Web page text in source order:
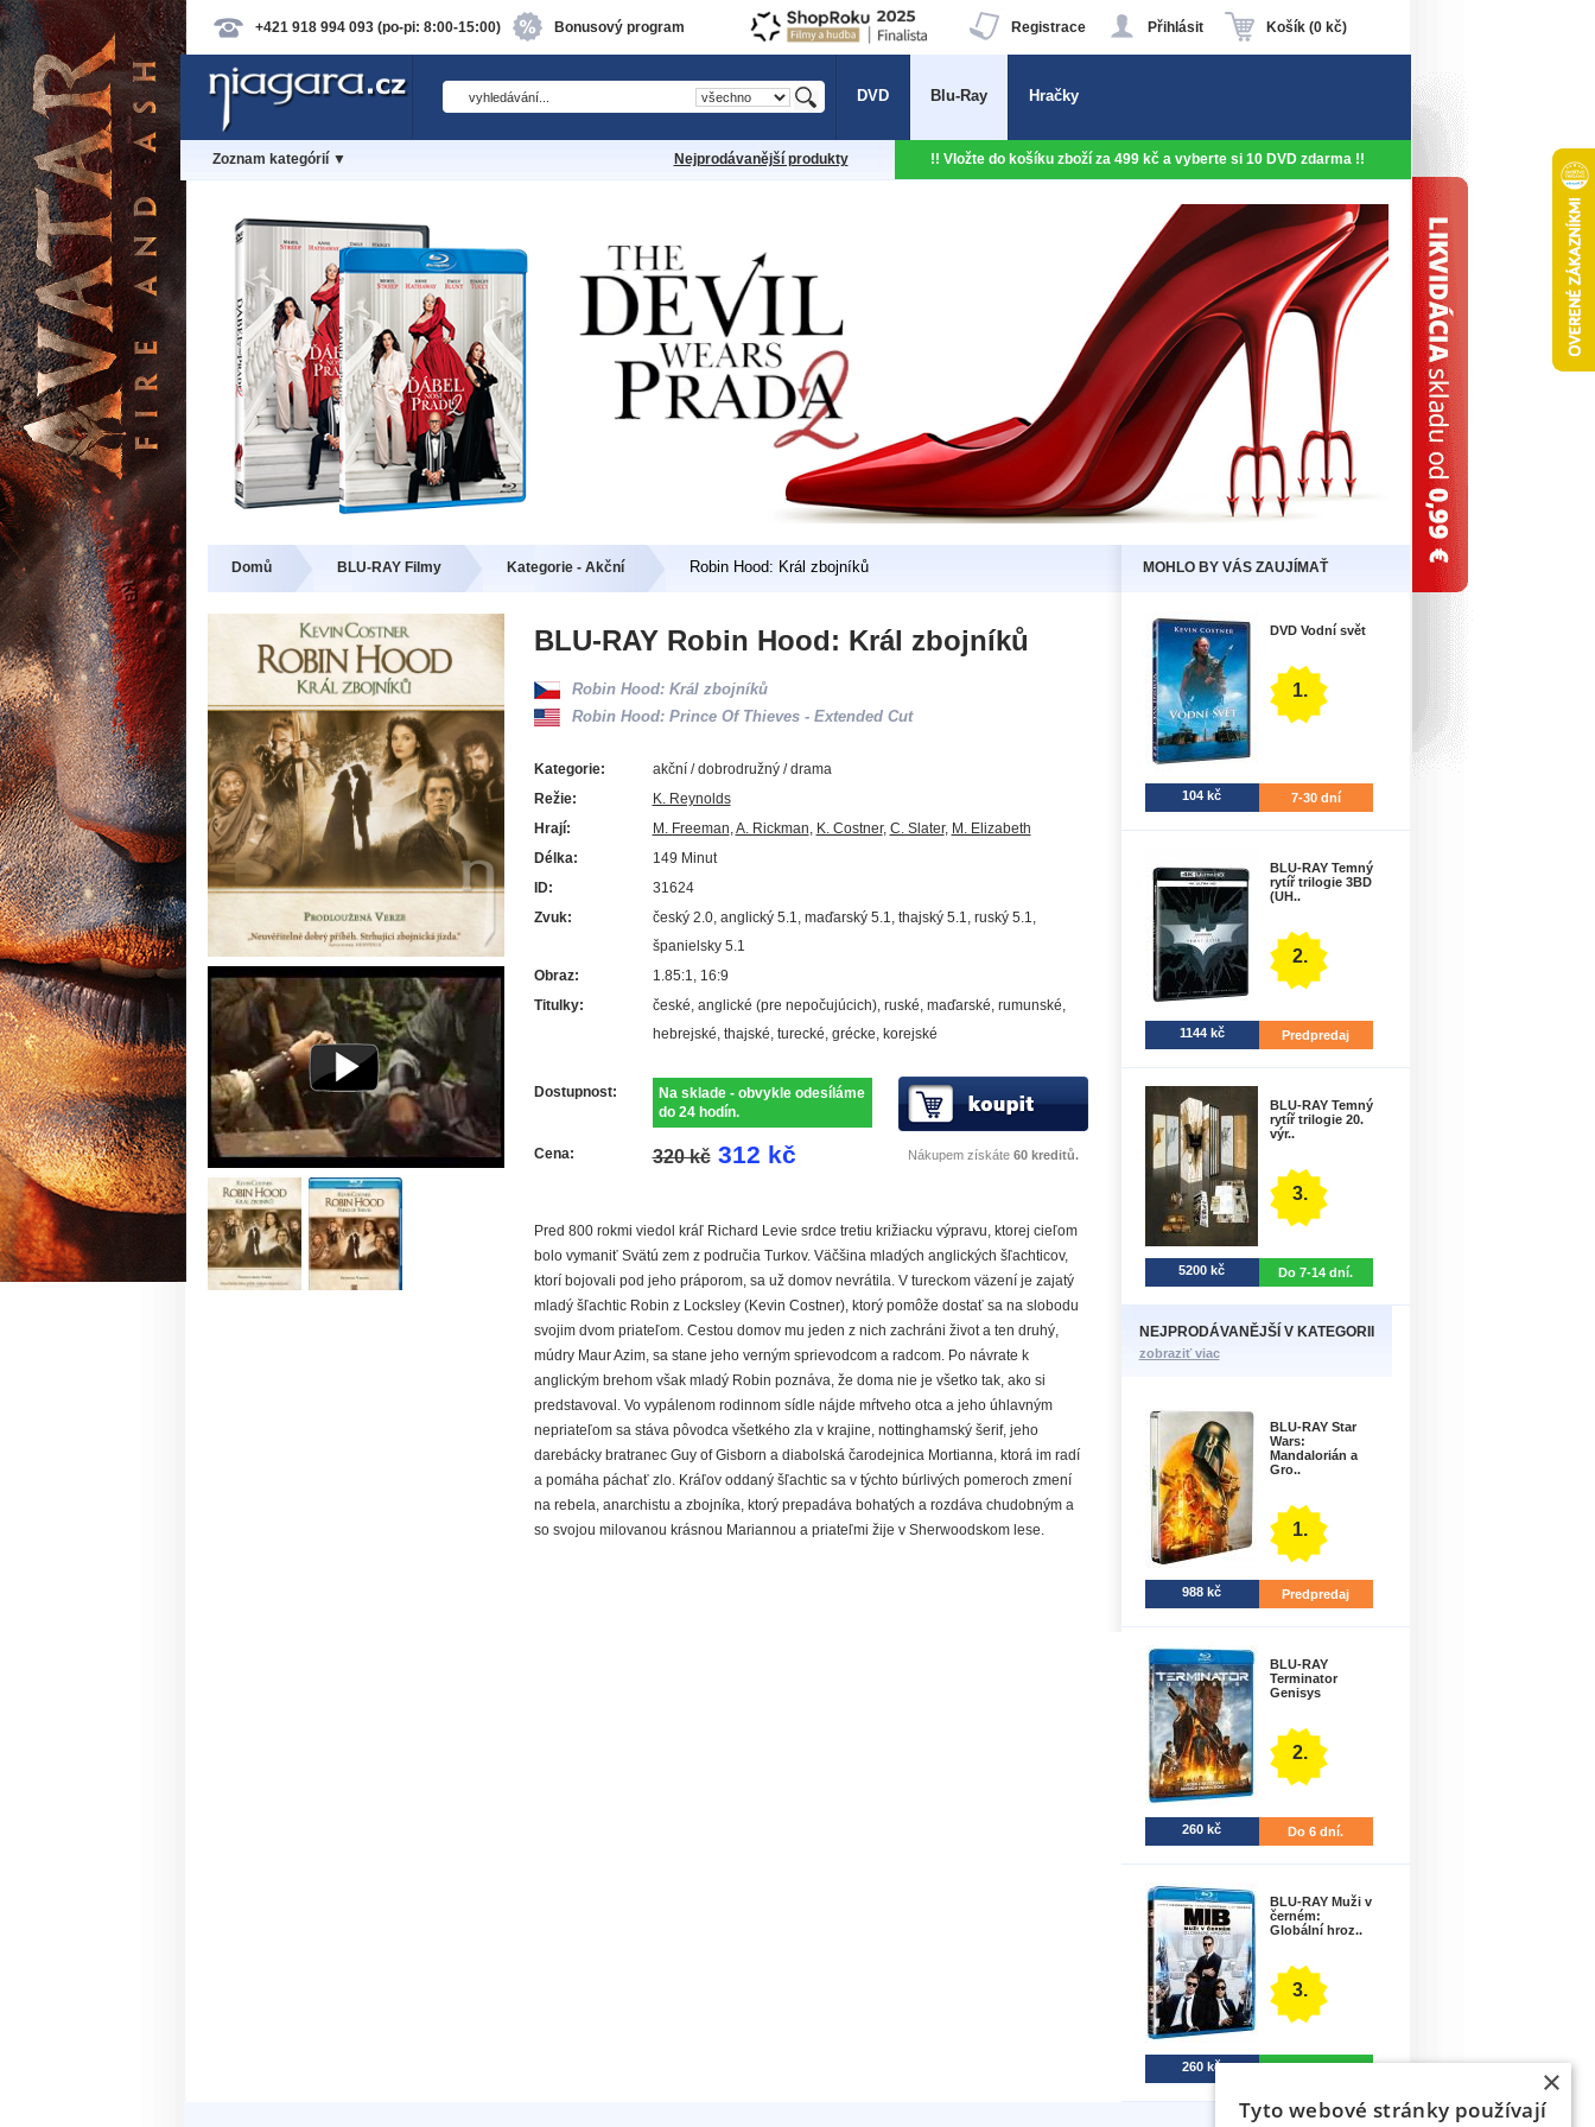
+421 918 994 093 (po-pi: 8:00-15:00) Bonusový program Košík (0 kč)
Přihlásit
Registrace
DVD Blu-Ray Hračky
Zoznam kategórií ▼ Nejprodávanější produkty !! Vložte do košíku zboží za 499 kč a vyberte si 10 DVD zdarma !!
Domů BLU-RAY Filmy Kategorie - Akční Robin Hood: Král zbojníků MOHLO BY VÁS ZAUJÍMAŤ
BLU-RAY Robin Hood: Král zbojníků
Robin Hood: Král zbojníků
Robin Hood: Prince Of Thieves - Extended Cut
Kategorie:
akční / dobrodružný / drama
Režie:
K. Reynolds
Hrají:
M. Freeman,A. Rickman, K. Costner, C. Slater, M. Elizabeth
Délka:
149 Minut
ID:
31624
Zvuk:
český 2.0, anglický 5.1, maďarský 5.1, thajský 5.1, ruský 5.1,
španielsky 5.1
Obraz:
1.85:1, 16:9
Titulky:
české, anglické (pre nepočujúcich), ruské, maďarské, rumunské,
hebrejské, thajské, turecké, grécke, korejské
Dostupnost:
Na sklade - obvykle odesíláme
do 24 hodín.
Cena: 320 kč 312 kč Nákupem získáte 60 kreditů.
Pred 800 rokmi viedol kráľ Richard Levie srdce tretiu križiacku výpravu, ktorej cieľom
bolo vymaniť Svätú zem z područia Turkov. Väčšina mladých anglických šľachticov,
ktorí bojovali pod jeho práporom, sa už domov nevrátila. V tureckom väzení je zajatý
mladý šľachtic Robin z Locksley (Kevin Costner), ktorý pomôže dostať sa na slobodu
svojim dvom priateľom. Cestou domov mu jeden z nich zachráni život a ten druhý,
múdry Maur Azim, sa stane jeho verným sprievodcom a radcom. Po návrate k
anglickým brehom však mladý Robin poznáva, že doma nie je všetko tak, ako si
predstavoval. Vo vypálenom rodinnom sídle nájde mŕtveho otca a jeho úhlavným
nepriateľom sa stáva pôvodca všetkého zla v krajine, nottinghamský šerif, jeho
darebácky bratranec Guy of Gisborn a diabolská čarodejnica Mortianna, ktorá im radí
a pomáha páchať zlo. Kráľov oddaný šľachtic sa v týchto búrlivých pomeroch zmení
na rebela, anarchistu a zbojníka, ktorý prepadáva bohatých a rozdáva chudobným a
so svojou milovanou krásnou Mariannou a priateľmi žije v Sherwoodskom lese.
DVD Vodní svět
1.
104 kč 7-30 dní
BLU-RAY Temný
rytíř trilogie 3BD
(UH..
2.
1144 kč Predpredaj
BLU-RAY Temný
rytíř trilogie 20.
výr..
3.
5200 kč Do 7-14 dní.
NEJPRODÁVANĚJŠÍ V KATEGORII
zobraziť viac
BLU-RAY Star
Wars:
Mandalorián a
Gro..
1.
988 kč Predpredaj
BLU-RAY
Terminator
Genisys
2.
260 kč Do 6 dní.
BLU-RAY Muži v
černém:
Globální hroz..
3.
260 kč ×
Tyto webové stránky používají